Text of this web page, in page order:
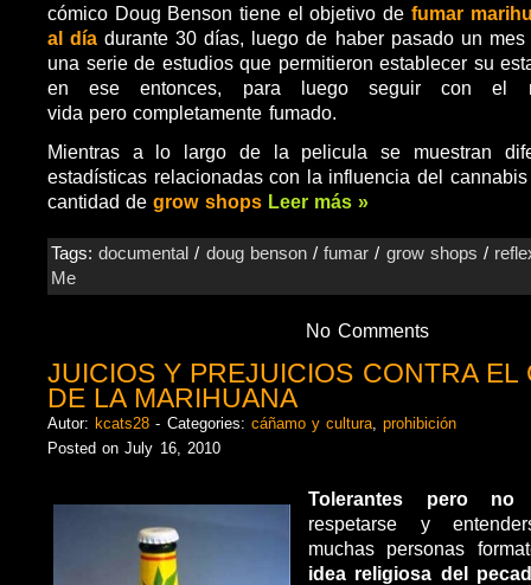
cómico Doug Benson tiene el objetivo de fumar
al día durante 30 días, luego de haber pasado un
una serie de estudios que permitieron establecer su
en ese entonces, para luego seguir con el
vida pero completamente fumado.
Mientras a lo largo de la pelicula se muestran
estadísticas relacionadas con la influencia del
cantidad de grow shops Leer más »
Tags:documental / doug benson/fumar / grow shops /
Me
No Comments
JUICIOS Y PREJUICIOS CONTRA EL
DE LA MARIHUANA
Autor: kcats28 - Categories: cáñamo y cultura ,prohibición
Posted on July 16, 2010
Tolerantes pero
respetarse y
muchas personas
idea religiosa del